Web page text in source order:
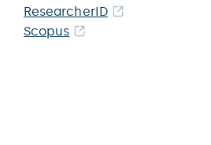
ResearcherID
Scopus